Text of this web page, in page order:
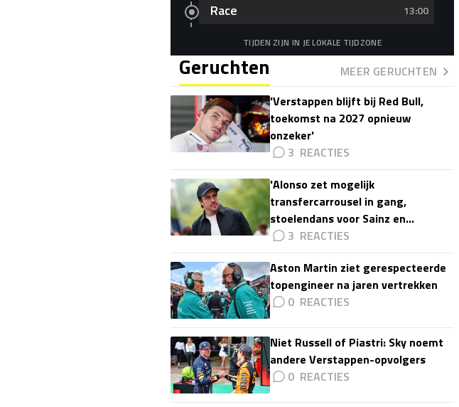
Race 13:00
TIJDEN ZIJN IN JE LOKALE TIJDZONE
Geruchten
MEER GERUCHTEN
'Verstappen blijft bij Red Bull,
toekomst na 2027 opnieuw
onzeker'
3
'Alonso zet mogelijk
transfercarrousel in gang,
stoelendans voor Sainz en
Colapinto'
3
Aston Martin ziet gerespecteerde
topengineer na jaren vertrekken
0
Niet Russell of Piastri: Sky noemt
andere Verstappen-opvolgers
0